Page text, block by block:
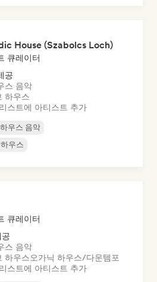
House (Szabolcs Loch)
큐레이터
공
스 음악
하우스
스트에 아티스트 추가
하우스 음악
우스
큐레이터
스 음악
하우스오가닉 하우스/다운템포
스트에 아티스트 추가